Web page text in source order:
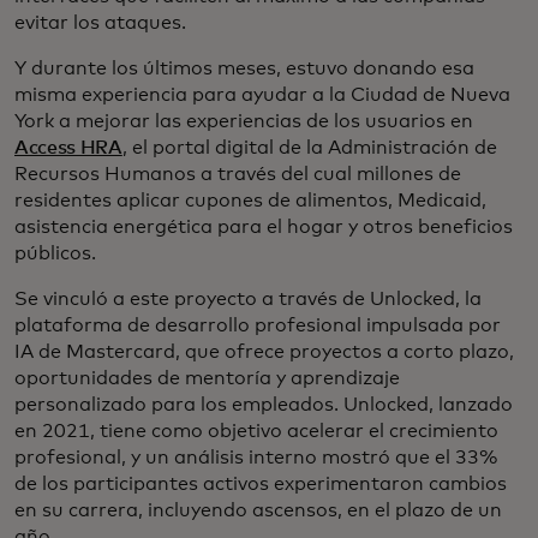
evitar los ataques.
Y durante los últimos meses, estuvo donando esa
misma experiencia para ayudar a la Ciudad de Nueva
York a mejorar las experiencias de los usuarios en
Access HRA, el portal digital de la Administración de
Recursos Humanos a través del cual millones de
residentes aplicar cupones de alimentos, Medicaid,
asistencia energética para el hogar y otros beneficios
públicos.
Se vinculó a este proyecto a través de Unlocked, la
plataforma de desarrollo profesional impulsada por
IA de Mastercard, que ofrece proyectos a corto plazo,
oportunidades de mentoría y aprendizaje
personalizado para los empleados. Unlocked, lanzado
en 2021, tiene como objetivo acelerar el crecimiento
profesional, y un análisis interno mostró que el 33%
de los participantes activos experimentaron cambios
en su carrera, incluyendo ascensos, en el plazo de un